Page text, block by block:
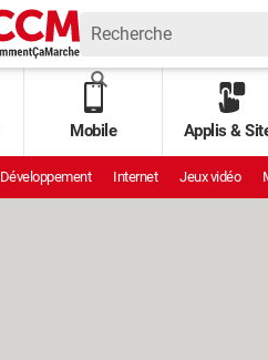
Mobile Applis &
Développement Internet Jeux vidéo